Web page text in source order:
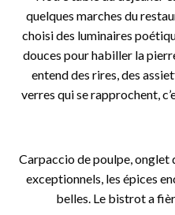
quelques marches du
choisi des luminaires
douces pour habiller la
entend des rires, des
verres qui se rapprochent,
Carpaccio de poulpe, onglet
exceptionnels, les épices
belles. Le bistrot a